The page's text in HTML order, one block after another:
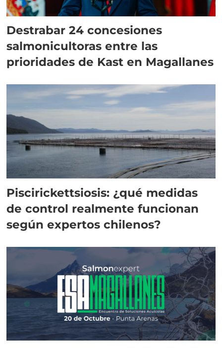
Destrabar 24 concesiones
salmonicultoras entre las
prioridades de Kast en Magallanes
Piscirickettsiosis: ¿qué medidas
de control realmente funcionan
según expertos chilenos?